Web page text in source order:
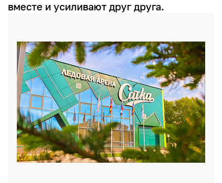
вместе и усиливают друг друга.